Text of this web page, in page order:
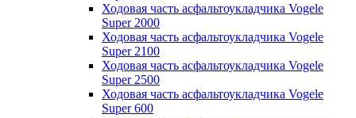
Ходовая часть асфальтоукладчика Vogele
Super 2000
Ходовая часть асфальтоукладчика Vogele
Super 2100
Ходовая часть асфальтоукладчика Vogele
Super 2500
Ходовая часть асфальтоукладчика Vogele
Super 600